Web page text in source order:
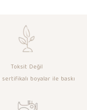
Toksit Değil
sertifikalı boyalar ile baskı